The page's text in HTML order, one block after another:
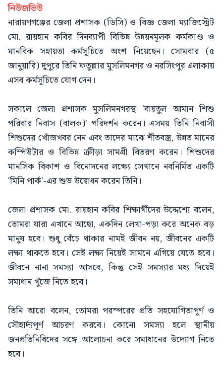
নিউজভিউ
নারায়ণগঞ্জের জেলা প্রশাসক (ডিসি) ও বিজ্ঞ জেলা ম্যাজিস্ট্রেট
মো. রায়হান কবির দিনব্যাপী বিভিন্ন উন্নয়নমূলক কর্মকাণ্ড ও
মানবিক সহায়তা কর্মসূচিতে অংশ নিয়েছেন। সোমবার (৫
জানুয়ারি) দুপুরে তিনি ফতুল্লার মুসলিমনগর ও নরসিংপুর এলাকায়
এসব কর্মসূচিতে যোগ দেন।
সকালে জেলা প্রশাসক মুসলিমনগরস্থ 'বায়তুল আমান শিশু
পরিবার নিবাস (বালক)' পরিদর্শন করেন। এসময় তিনি নিবাসী
শিশুদের খোঁজখবর নেন এবং তাদের মাঝে শীতবস্ত্র, উন্নত মানের
কম্পিউটার ও বিভিন্ন ক্রীড়া সামগ্রী বিতরণ করেন। শিশুদের
মানসিক বিকাশ ও বিনোদনের লক্ষ্যে সেখানে নবনির্মিত একটি
'মিনি পার্ক'-এর শুভ উদ্বোধন করেন তিনি।
জেলা প্রশাসক মো. রায়হান কবির শিক্ষার্থীদের উদ্দেশ্যে বলেন,
তোমরা যারা এখানে আছো, একদিন লেখা-পড়া করে অনেক বড়
মানুষ হবে। শুধু বেঁচে থাকার নামই জীবন নয়, জীবনের একটি
লক্ষ্য থাকতে হবে। সেই লক্ষ্য নিয়েই সামনে এগিয়ে যেতে হবে।
জীবনে নানা সমস্যা আসবে, কিন্তু সেই সমস্যার মধ্য দিয়েই
সমাধান খুঁজে নিতে হবে।
তিনি আরো বলেন, তোমরা পরস্পরের প্রতি সহযোগিতাপূর্ণ ও
সৌহার্দ্যপূর্ণ আচরণ করবে। কোনো সমস্যা হলে স্থানীয়
জনপ্রতিনিধিদের সঙ্গে আলোচনা করে সমাধানের উদ্যোগ নিতে
হবে।